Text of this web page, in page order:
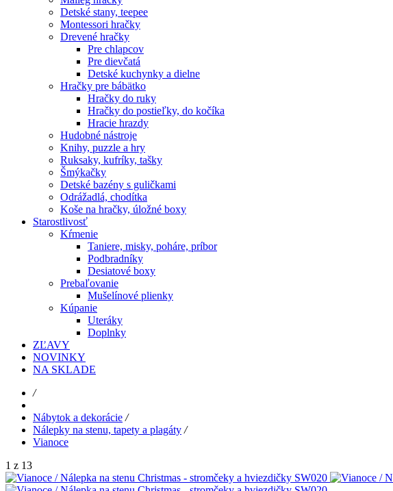
Detské stany, teepee
Montessori hračky
Drevené hračky
Pre chlapcov
Pre dievčatá
Detské kuchynky a dielne
Hračky pre bábätko
Hračky do ruky
Hračky do postieľky, do kočíka
Hracie hrazdy
Hudobné nástroje
Knihy, puzzle a hry
Ruksaky, kufríky, tašky
Šmýkačky
Detské bazény s guličkami
Odrážadlá, chodítka
Koše na hračky, úložné boxy
Starostlivosť
Kŕmenie
Taniere, misky, poháre, príbor
Podbradníky
Desiatové boxy
Prebaľovanie
Mušelínové plienky
Kúpanie
Uteráky
Doplnky
ZĽAVY
NOVINKY
NA SKLADE
/
Nábytok a dekorácie /
Nálepky na stenu, tapety a plagáty /
Vianoce
1 z 13